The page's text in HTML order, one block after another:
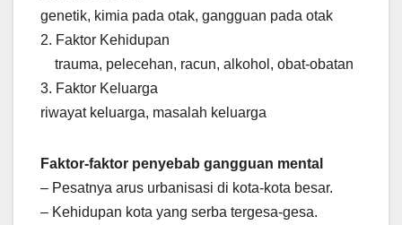
genetik, kimia pada otak, gangguan pada otak
2. Faktor Kehidupan
trauma, pelecehan, racun, alkohol, obat-obatan
3. Faktor Keluarga
riwayat keluarga, masalah keluarga
Faktor-faktor penyebab gangguan mental
– Pesatnya arus urbanisasi di kota-kota besar.
– Kehidupan kota yang serba tergesa-gesa.